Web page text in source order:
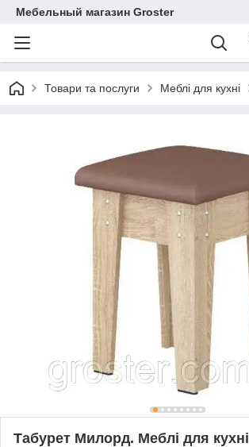
Мебельный магазин Groster
Товари та послуги Меблі для кухні
Табурет Милорд. Меблі для кухні